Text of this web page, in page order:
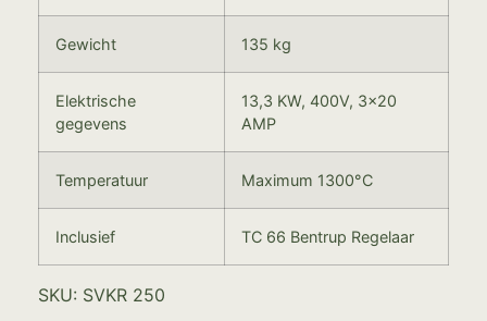
Gewicht 135 kg
Elektrische
gegevens
13,3 KW, 400V, 3×20
AMP
Temperatuur Maximum 1300°C
Inclusief TC 66 Bentrup Regelaar
SKU: SVKR 250